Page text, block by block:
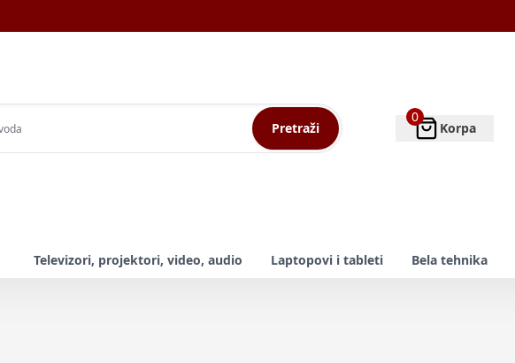
Pretraži
0
Korpa
Televizori, projektori, video, audio Laptopovi i tableti Bela tehnika